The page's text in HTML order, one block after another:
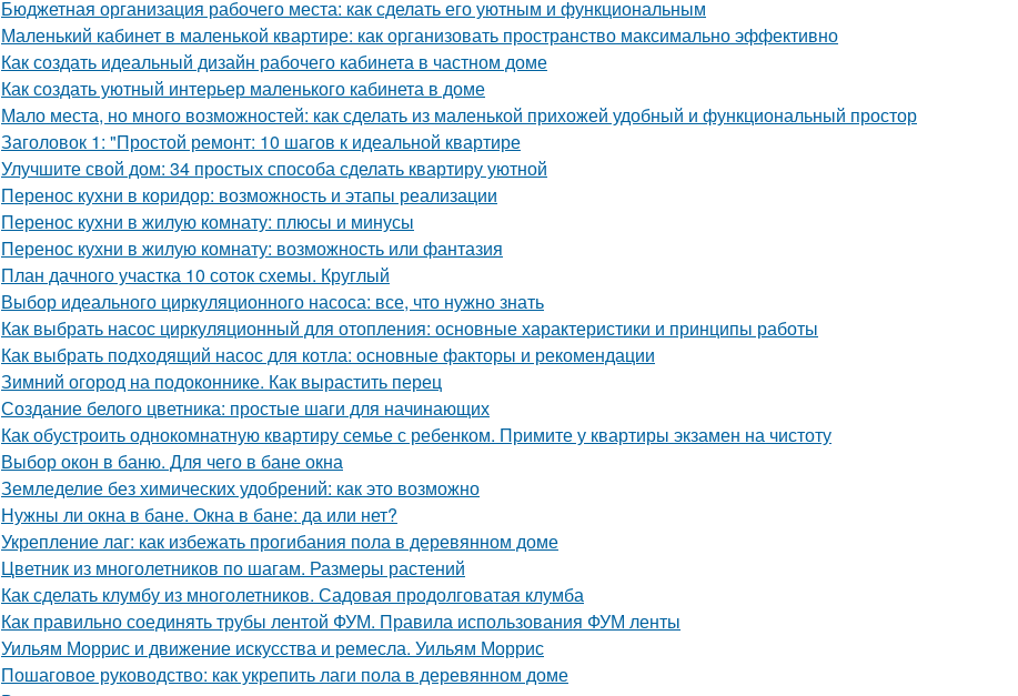
Бюджетная организация рабочего места: как сделать его уютным и функциональным
Маленький кабинет в маленькой квартире: как организовать пространство максимально эффективно
Как создать идеальный дизайн рабочего кабинета в частном доме
Как создать уютный интерьер маленького кабинета в доме
Мало места, но много возможностей: как сделать из маленькой прихожей удобный и функциональный простор
Заголовок 1: "Простой ремонт: 10 шагов к идеальной квартире
Улучшите свой дом: 34 простых способа сделать квартиру уютной
Перенос кухни в коридор: возможность и этапы реализации
Перенос кухни в жилую комнату: плюсы и минусы
Перенос кухни в жилую комнату: возможность или фантазия
План дачного участка 10 соток схемы. Круглый
Выбор идеального циркуляционного насоса: все, что нужно знать
Как выбрать насос циркуляционный для отопления: основные характеристики и принципы работы
Как выбрать подходящий насос для котла: основные факторы и рекомендации
Зимний огород на подоконнике. Как вырастить перец
Создание белого цветника: простые шаги для начинающих
Как обустроить однокомнатную квартиру семье с ребенком. Примите у квартиры экзамен на чистоту
Выбор окон в баню. Для чего в бане окна
Земледелие без химических удобрений: как это возможно
Нужны ли окна в бане. Окна в бане: да или нет?
Укрепление лаг: как избежать прогибания пола в деревянном доме
Цветник из многолетников по шагам. Размеры растений
Как сделать клумбу из многолетников. Садовая продолговатая клумба
Как правильно соединять трубы лентой ФУМ. Правила использования ФУМ ленты
Уильям Моррис и движение искусства и ремесла. Уильям Моррис
Пошаговое руководство: как укрепить лаги пола в деревянном доме